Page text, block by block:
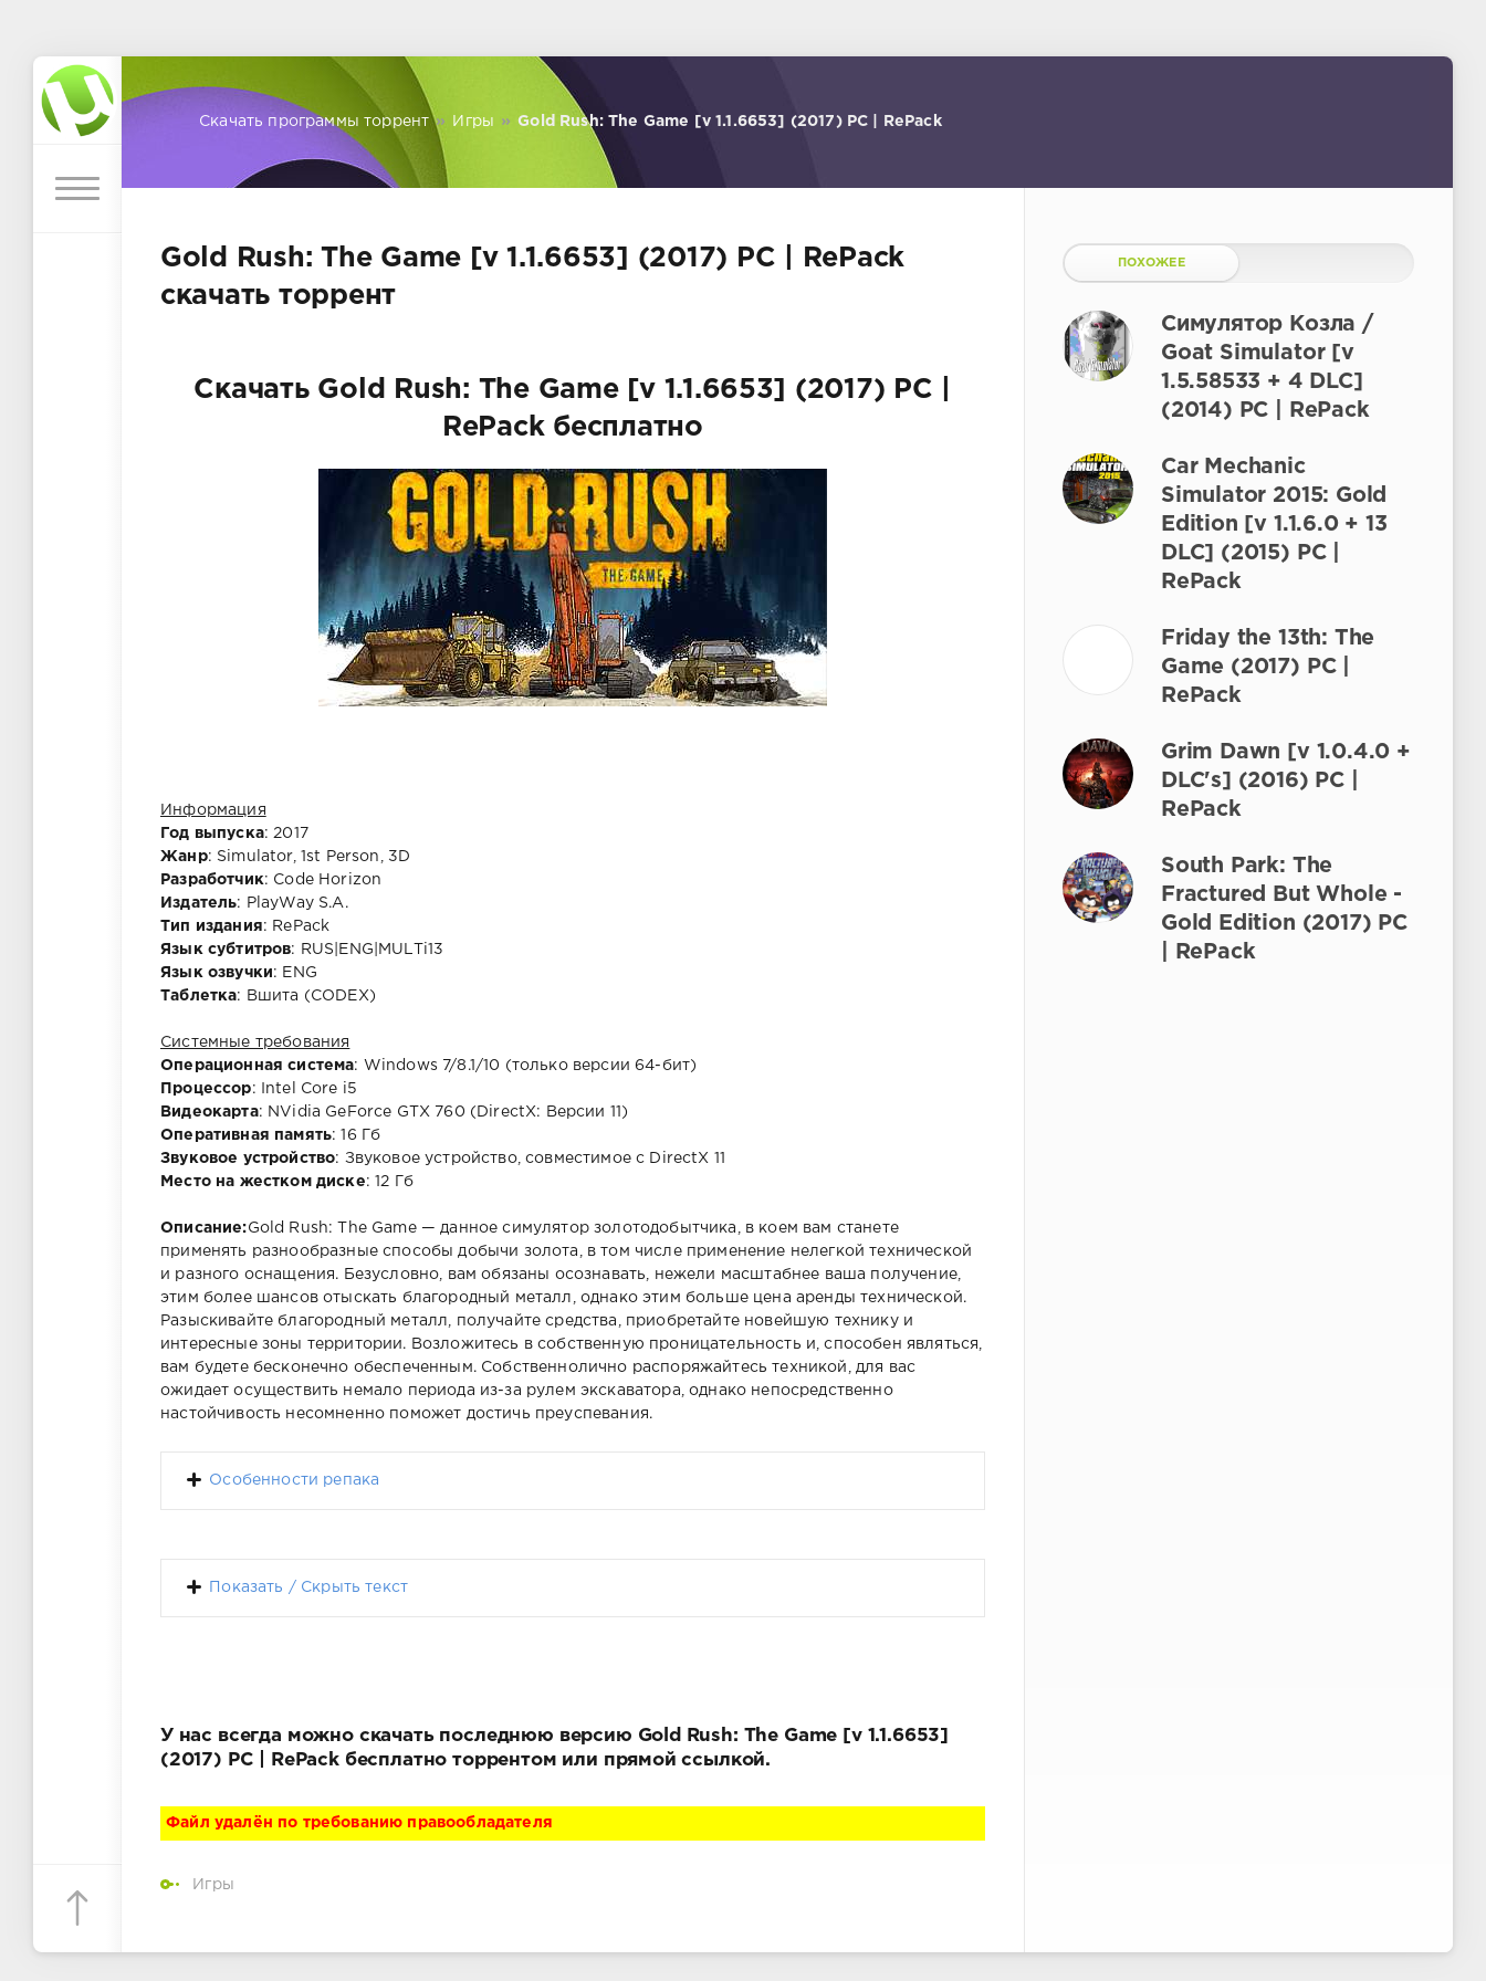
Скачать программы торрент » Игры » Gold Rush: The Game [v 1.1.6653] (2017) PC | RePack
Gold Rush: The Game [v 1.1.6653] (2017) PC | RePack
скачать торрент
Скачать Gold Rush: The Game [v 1.1.6653] (2017) PC |
RePack бесплатно
Информация
Год выпуска: 2017
Жанр: Simulator, 1st Person, 3D
Разработчик: Code Horizon
Издатель: PlayWay S.A.
Тип издания: RePack
Язык субтитров: RUS|ENG|MULTi13
Язык озвучки: ENG
Таблетка: Вшита (CODEX)
Системные требования
Операционная система: Windows 7/8.1/10 (только версии 64-бит)
Процессор: Intel Core i5
Видеокарта: NVidia GeForce GTX 760 (DirectX: Версии 11)
Оперативная память: 16 Гб
Звуковое устройство: Звуковое устройство, совместимое с DirectX 11
Место на жестком диске: 12 Гб
Описание:Gold Rush: The Game — данное симулятор золотодобытчика, в коем вам станете
применять разнообразные способы добычи золота, в том числе применение нелегкой технической
и разного оснащения. Безусловно, вам обязаны осознавать, нежели масштабнее ваша получение,
этим более шансов отыскать благородный металл, однако этим больше цена аренды технической.
Разыскивайте благородный металл, получайте средства, приобретайте новейшую технику и
интересные зоны территории. Возложитесь в собственную проницательность и, способен являться,
вам будете бесконечно обеспеченным. Собственнолично распоряжайтесь техникой, для вас
ожидает осуществить немало периода из-за рулем экскаватора, однако непосредственно
настойчивость несомненно поможет достичь преуспевания.
Особенности репака
Показать / Скрыть текст
У нас всегда можно скачать последнюю версию Gold Rush: The Game [v 1.1.6653]
(2017) PC | RePack бесплатно торрентом или прямой ссылкой.
Файл удалён по требованию правообладателя
Игры
ПОХОЖЕЕ
Симулятор Козла /
Goat Simulator [v
1.5.58533 + 4 DLC]
(2014) PC | RePack
Car Mechanic
Simulator 2015: Gold
Edition [v 1.1.6.0 + 13
DLC] (2015) PC |
RePack
Friday the 13th: The
Game (2017) PC |
RePack
Grim Dawn [v 1.0.4.0 +
DLC's] (2016) PC |
RePack
South Park: The
Fractured But Whole -
Gold Edition (2017) PC
| RePack